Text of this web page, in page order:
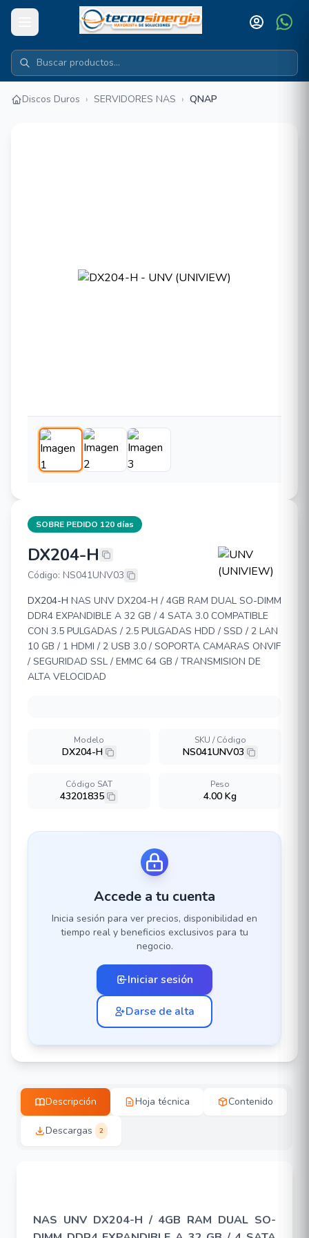
Discos Duros › SERVIDORES NAS › QNAP
SOBRE PEDIDO 120 días
UNV (UNIVIEW) DX204-H
DX204-H
Código: NS041UNV03
DX204-H NAS UNV DX204-H / 4GB RAM DUAL SO-DIMM
DDR4 EXPANDIBLE A 32 GB / 4 SATA 3.0 COMPATIBLE
CON 3.5 PULGADAS / 2.5 PULGADAS HDD / SSD / 2 LAN
10 GB / 1 HDMI / 2 USB 3.0 / SOPORTA CAMARAS ONVIF
/ SEGURIDAD SSL / EMMC 64 GB / TRANSMISION DE
ALTA VELOCIDAD
Modelo
DX204-H
SKU / Código
NS041UNV03
Código SAT
43201835
Peso
4.00 Kg
Accede a tu cuenta
Inicia sesión para ver precios, disponibilidad en
tiempo real y beneficios exclusivos para tu
negocio.
Iniciar sesión
Darse de alta
Descripción Hoja técnica Contenido
Descargas 2
NAS UNV DX204-H / 4GB RAM DUAL SO-